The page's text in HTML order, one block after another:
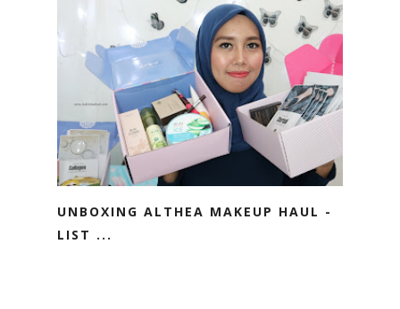
UNBOXING ALTHEA MAKEUP HAUL -
LIST ...